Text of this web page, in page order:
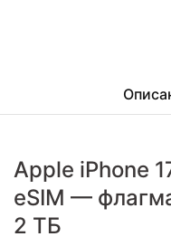
Apple iPhone
eSIM —
2 ТБ